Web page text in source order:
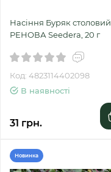
Насіння Буряк столовий
РЕНОВА Seedera, 20 г
Код: 4823114402098
В наявності
31 грн.
Новинка